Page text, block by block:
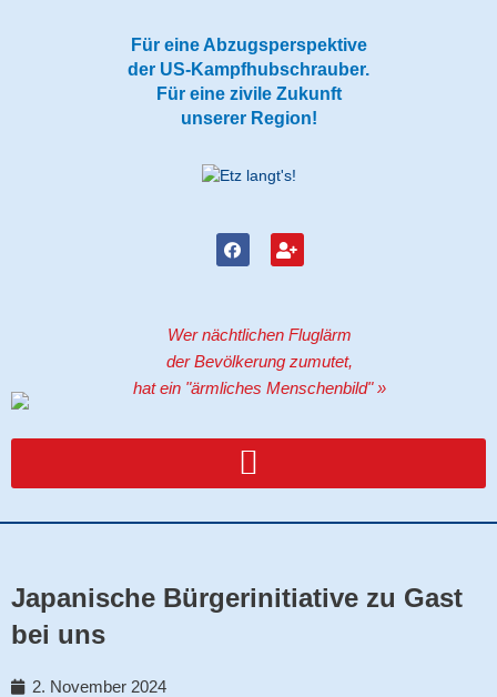
Für eine Abzugsperspektive
der US-Kampfhubschrauber.
Für eine zivile Zukunft
unserer Region!
F
a
o
k
U
s
u
s
Wer nächtlichen Fluglärm
der Bevölkerung zumutet,
hat ein "ärmliches Menschenbild" »
Japanische Bürgerinitiative zu Gast
bei uns
2. November 2024